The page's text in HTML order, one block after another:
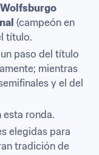
Wolfsburgo
(campeón en
título.
paso del título
mientras
esta ronda.
elegidas para
tradición de